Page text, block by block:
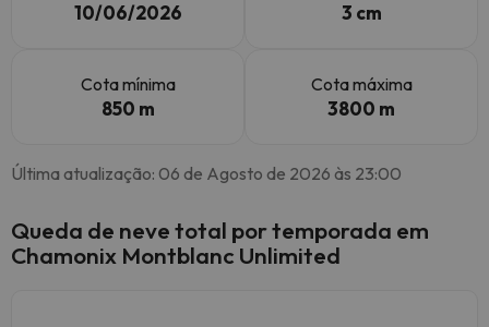
10/06/2026 3 cm
Cota mínima
850 m
Cota máxima
3800 m
Última atualização: 06 de Agosto de 2026 às 23:00
Queda de neve total por temporada em
Chamonix Montblanc Unlimited